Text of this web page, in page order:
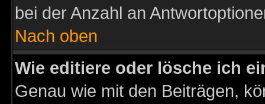
bei der Anzahl an
Nach oben
Wie editiere oder lösche ich
Genau wie mit den Beiträgen,